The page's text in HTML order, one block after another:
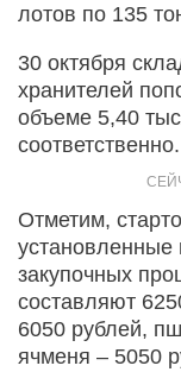
лотов по 135
30 октября
хранителей
объеме 5,40
соответственно.
Отметим,
установленные
закупочных
составляют
6050 рублей,
ячменя – 5050